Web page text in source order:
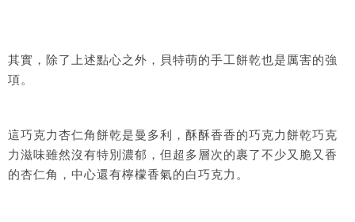
其實，除了上述點心之外，貝特萌的手工餅乾也是厲害的強
項。
這巧克力杏仁角餅乾是曼多利，酥酥香香的巧克力餅乾巧克
力滋味雖然沒有特別濃郁，但超多層次的裹了不少又脆又香
的杏仁角，中心還有檸檬香氣的白巧克力。